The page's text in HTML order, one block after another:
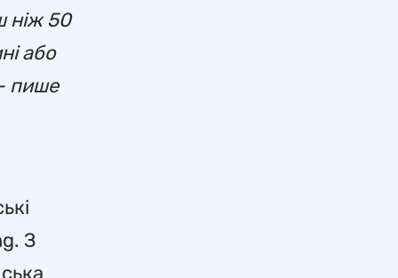
ніж 50
або
пише
З